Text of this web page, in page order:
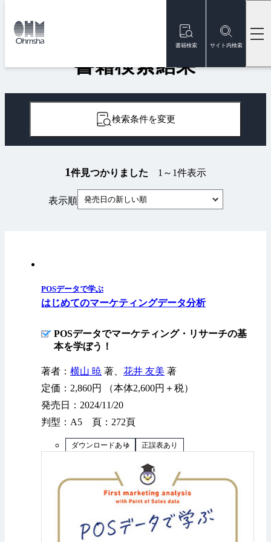
書籍検索 サイト内検索
トップ
書籍検索結果
検索条件を変更
1件見つかりました 1～1件表示
表示順 発売日の新しい順
POSデータで学ぶ
はじめてのマーケティングデータ分析
POSデータでマーケティング・リサーチの基
本を学ぼう！
著者： 横山 暁 著、 花井 友美 著
定価：2,860円 （本体2,600円＋税）
発売日：2024/11/20
判型：A5 頁：272頁
ダウンロードあり 正誤表あり